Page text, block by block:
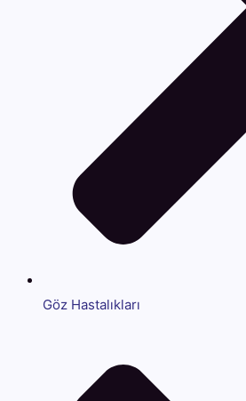
Göz Hastalıkları